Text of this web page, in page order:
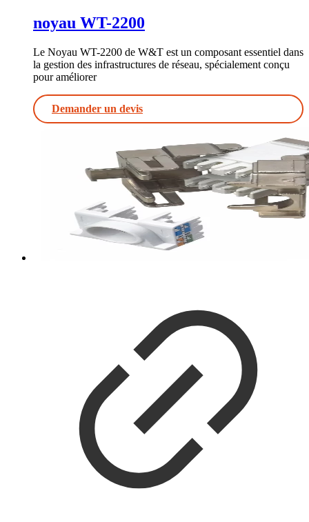
noyau WT-2200
Le Noyau WT-2200 de W&T est un composant essentiel dans
la gestion des infrastructures de réseau, spécialement conçu
pour améliorer
Demander un devis